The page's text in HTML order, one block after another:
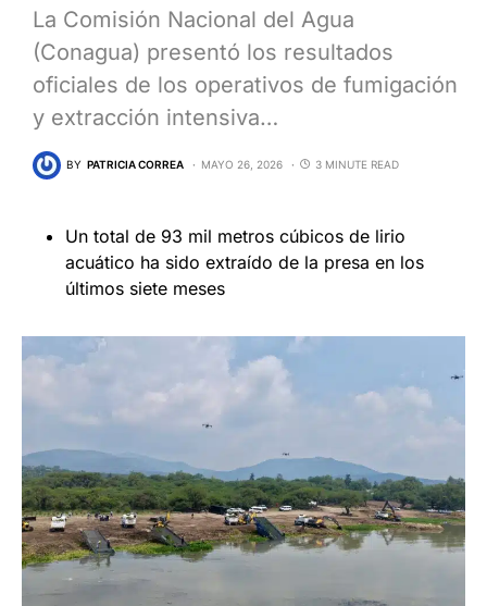
La Comisión Nacional del Agua
(Conagua) presentó los resultados
oficiales de los operativos de fumigación
y extracción intensiva…
BY PATRICIA CORREA MAYO 26, 2026 3 MINUTE READ
Un total de 93 mil metros cúbicos de lirio
acuático ha sido extraído de la presa en los
últimos siete meses